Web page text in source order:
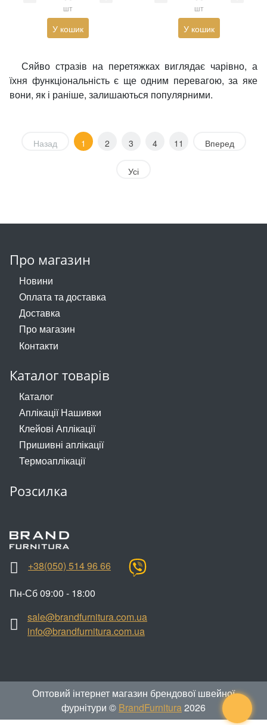
шт
У кошик
шт
У кошик
Сяйво стразів на перетяжках виглядає чарівно, а
їхня функціональність є ще одним перевагою, за яке
вони, як і раніше, залишаються популярними.
Назад 1 2 3 4 11 Вперед
Усі
Про магазин
Новини
Оплата та доставка
Доставка
Про магазин
Контакти
Каталог товарів
Каталог
Аплікації Нашивки
Клейові Аплікації
Пришивні аплікації
Термоаплікації
Розсилка
+38(050) 514 96 66
Пн-Сб 09:00 - 18:00
sale@brandfurnitura.com.ua
info@brandfurnitura.com.ua
Оптовий інтернет магазин брендової швейної
фурнітури © BrandFurnitura2026